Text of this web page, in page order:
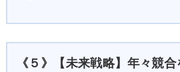
《５》【未来戦略】年々競合